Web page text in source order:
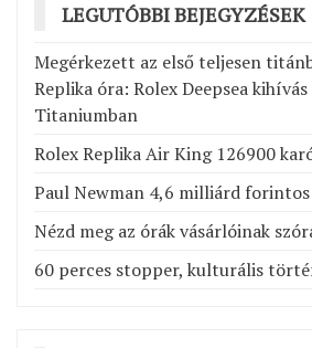
LEGUTÓBBI BEJEGYZÉSEK
Megérkezett az első teljesen
Replika óra: Rolex Deepsea kihívás
Titaniumban
Rolex Replika Air King 126900
Paul Newman 4,6 milliárd forintos
Nézd meg az órák vásárlóinak
60 perces stopper, kulturális